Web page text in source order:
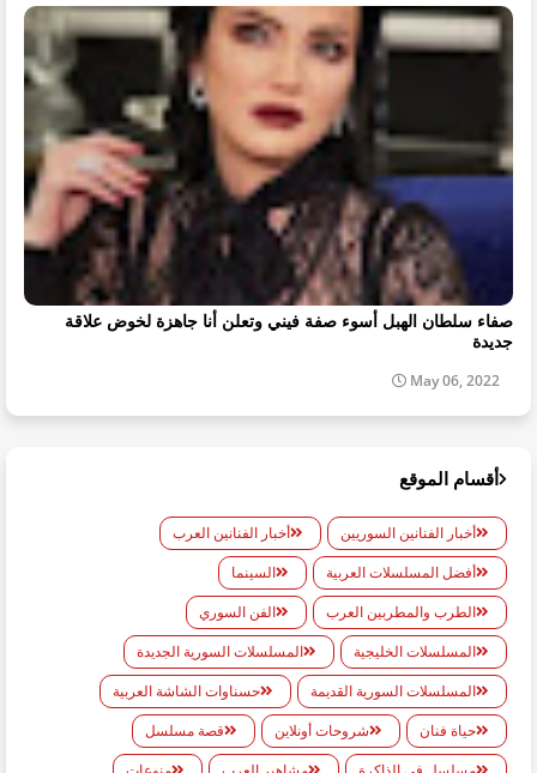
صفاء سلطان الهبل أسوء صفة فيني وتعلن أنا جاهزة لخوض علاقة
جديدة
May 06, 2022
أقسام الموقع
أخبار الفنانين السوريين
أخبار الفنانين العرب
أفضل المسلسلات العربية
السينما
الطرب والمطربين العرب
الفن السوري
المسلسلات الخليجية
المسلسلات السورية الجديدة
المسلسلات السورية القديمة
حسناوات الشاشة العربية
حياة فنان
شروحات أونلاين
قصة مسلسل